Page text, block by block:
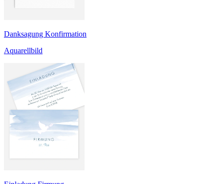
Danksagung Konfirmation
Aquarellbild